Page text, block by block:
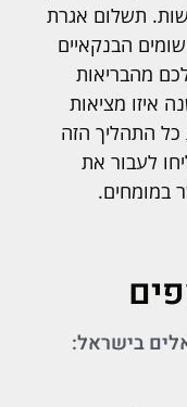
תשלום אגרת
הבנקאיים
מהבריאות
איזו מציאות
התהליך הזה
לעבור את
במומחים.
בישראל: